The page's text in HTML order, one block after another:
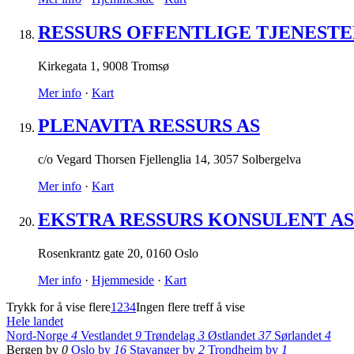
RESSURS OFFENTLIGE
Kirkegata 1 , 9008 Tromsø
Mer info · Kart
PLENAVITA RESSURS AS
c/o Vegard Thorsen Fjellenglia 14, 3057 Solbergelva
Mer info · Kart
EKSTRA RESSURS KONSULENT AS
Rosenkrantz gate 20, 0160 Oslo
Mer info · Hjemmeside · Kart
Trykk for å vise flere1 234Ingen flere treff å vise
Hele landet
Nord-Norge 4 Vestlandet 9 Trøndelag 3 Østlandet 37 Sørlandet 4
Bergen by 0 Oslo by 16 Stavanger by 2 Trondheim by 1